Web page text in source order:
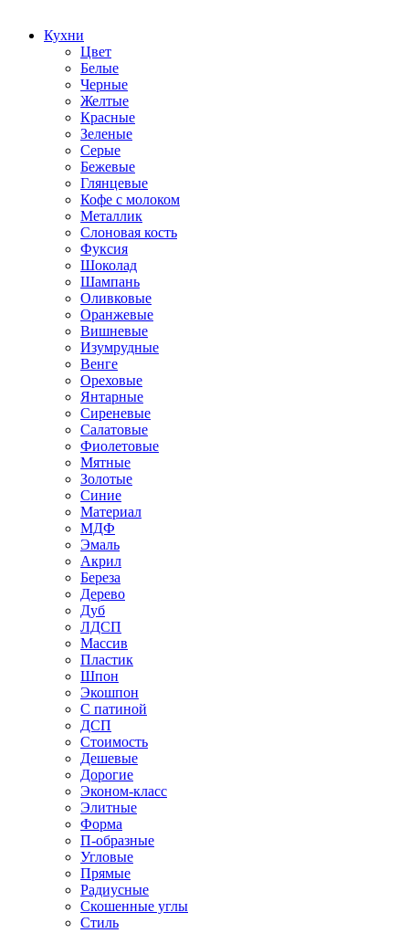
Кухни
Цвет
Белые
Черные
Желтые
Красные
Зеленые
Серые
Бежевые
Глянцевые
Кофе с молоком
Металлик
Слоновая кость
Фуксия
Шоколад
Шампань
Оливковые
Оранжевые
Вишневые
Изумрудные
Венге
Ореховые
Янтарные
Сиреневые
Салатовые
Фиолетовые
Мятные
Золотые
Синие
Материал
МДФ
Эмаль
Акрил
Береза
Дерево
Дуб
ЛДСП
Массив
Пластик
Шпон
Экошпон
С патиной
ДСП
Стоимость
Дешевые
Дорогие
Эконом-класс
Элитные
Форма
П-образные
Угловые
Прямые
Радиусные
Скошенные углы
Стиль